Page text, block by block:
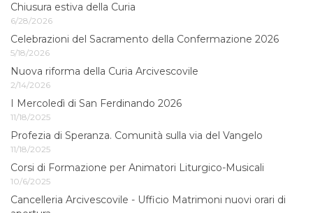
Chiusura estiva della Curia
6/28/2026
Celebrazioni del Sacramento della Confermazione 2026
5/18/2026
Nuova riforma della Curia Arcivescovile
2/14/2026
I Mercoledì di San Ferdinando 2026
11/18/2025
Profezia di Speranza. Comunità sulla via del Vangelo
11/18/2025
Corsi di Formazione per Animatori Liturgico-Musicali
10/6/2025
Cancelleria Arcivescovile - Ufficio Matrimoni nuovi orari di